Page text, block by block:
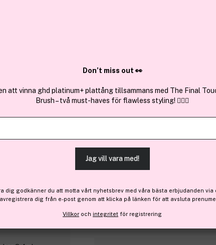
✓ Över
NYX
Shine Loud High
Bara 4 på lager
129 kr
Don’t miss out 👀
att vinna ghd platinum+ plattång tillsammans med The Final
Brush – två must-haves för flawless styling! 💇‍♀️✨
Jag vill vara med!
dig godkänner du att motta vårt nyhetsbrev med våra bästa erbjudanden via
dig från e-post genom att klicka på länken för att avsluta
Villkor och integritet för registrering